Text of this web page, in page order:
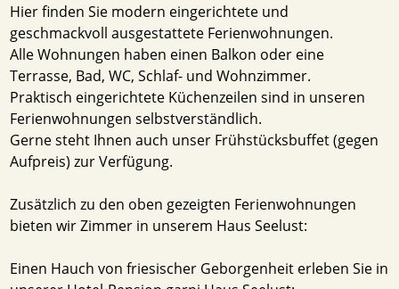
Hier finden Sie modern eingerichtete und
geschmackvoll ausgestattete Ferienwohnungen.
Alle Wohnungen haben einen Balkon oder eine
Terrasse, Bad, WC, Schlaf- und Wohnzimmer.
Praktisch eingerichtete Küchenzeilen sind in unseren
Ferienwohnungen selbstverständlich.
Gerne steht Ihnen auch unser Frühstücksbuffet (gegen
Aufpreis) zur Verfügung.
Zusätzlich zu den oben gezeigten Ferienwohnungen
bieten wir Zimmer in unserem Haus Seelust:
Einen Hauch von friesischer Geborgenheit erleben Sie in